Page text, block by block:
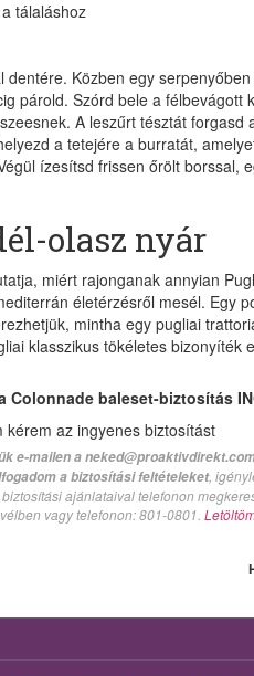
tálaláshoz
dentére. Közben egy
párold. Szórd bele a
A leszűrt tésztát
a tetejére a burratát,
ízesítsd frissen őrölt borssal,
olasz nyár
miért rajonganak annyian
életérzésről mesél. Egy
mintha egy pugliai
klasszikus tökéletes bizonyíték
baleset-biztosítás
kérem az ingyenes biztosítást
e-mailen a
a biztosítási feltételeket,
ajánlataival telefonon
vagy telefonon: 801-0801.